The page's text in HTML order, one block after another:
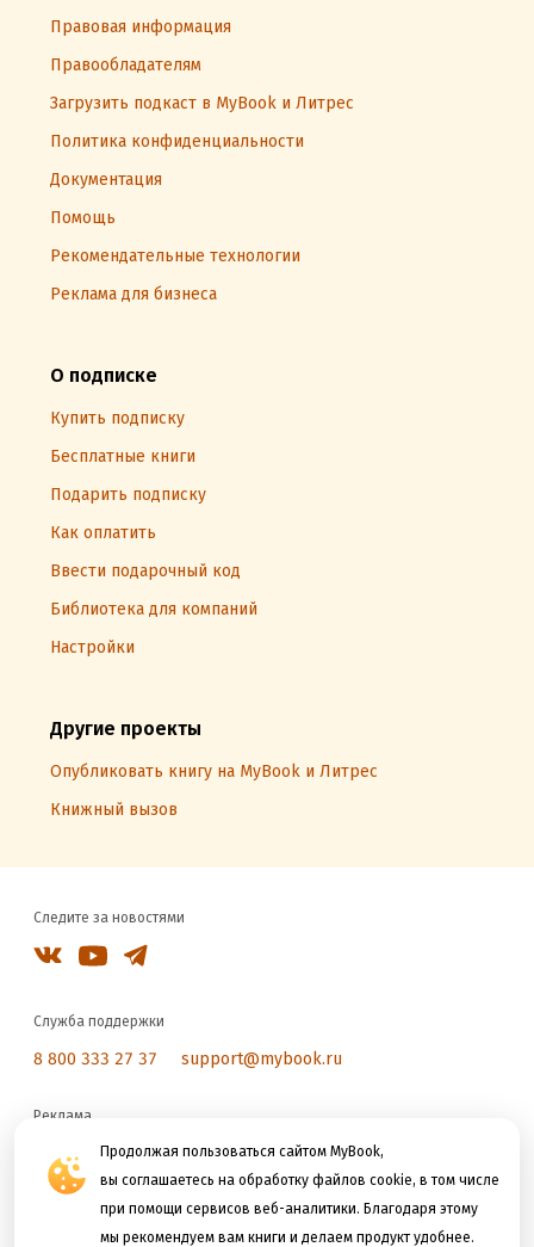
Продолжая пользоваться сайтом MyBook,
вы соглашаетесь на обработку файлов cookie, в том числе
при помощи сервисов веб-аналитики. Благодаря этому
мы рекомендуем вам книги и делаем продукт удобнее.
Правовая информация
Правообладателям
Загрузить подкаст в MyBook и Литрес
Политика конфиденциальности
Документация
Помощь
Рекомендательные технологии
Реклама для бизнеса
О подписке
Купить подписку
Бесплатные книги
Подарить подписку
Как оплатить
Ввести подарочный код
Библиотека для компаний
Настройки
Другие проекты
Опубликовать книгу на MyBook и Литрес
Книжный вызов
Следите за новостями
Служба поддержки
8 800 333 27 37 support@mybook.ru
Реклама
reklama@litres.ru
Мы принимаем к оплате